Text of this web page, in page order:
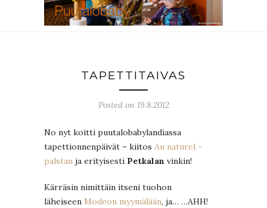
TAPETTITAIVAS
Posted on 19.8.2012
No nyt koitti puutalobabylandiassa
tapettionnenpäivät – kiitos Au naturel -
palstan ja erityisesti Petkalan vinkin!
Kärräsin nimittäin itseni tuohon
läheiseen Modeon myymälään, ja… …AHH!